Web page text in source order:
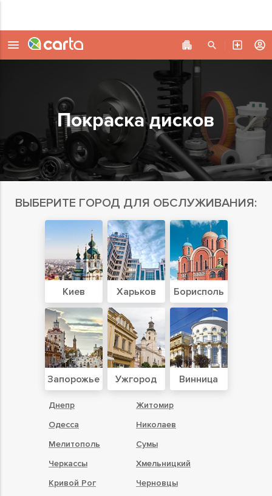
Покраска дисков
ВЫБЕРИТЕ ГОРОД ДЛЯ ОБСЛУЖИВАНИЯ:
Киев Харьков Борисполь
Запорожье Ужгород Винница
Днепр
Житомир
Одесса
Николаев
Мелитополь
Сумы
Черкассы
Хмельницкий
Кривой Рог
Черновцы